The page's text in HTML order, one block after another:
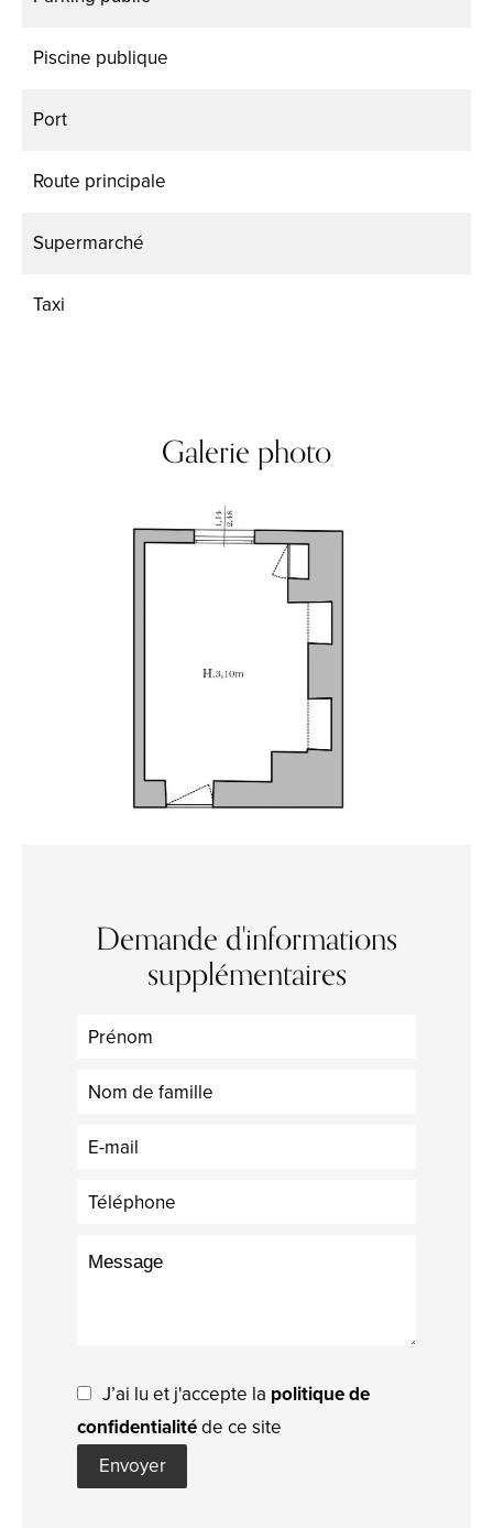
Piscine publique
Port
Route principale
Supermarché
Taxi
Galerie photo
Demande d'informations
supplémentaires
J’ai lu et j'accepte la politique de
confidentialitéde ce site
Envoyer